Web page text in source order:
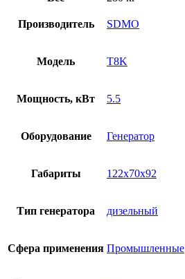
Производитель SDMO
Модель T8K
Мощность, кВт 5.5
Оборудование Генератор
Габариты 122x70x92
Тип генератора дизельный
Сфера применения Промышленные